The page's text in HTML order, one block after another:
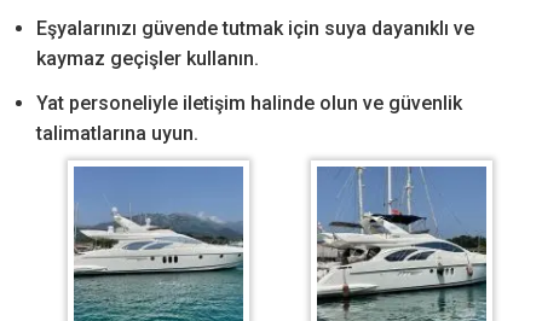
Eşyalarınızı güvende tutmak için suya dayanıklı ve
kaymaz geçişler kullanın.
Yat personeliyle iletişim halinde olun ve güvenlik
talimatlarına uyun.